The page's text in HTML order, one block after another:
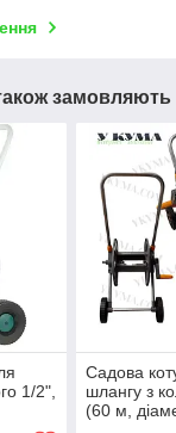
замовляють
1/2",
Садова
шлангу з
(60 м,